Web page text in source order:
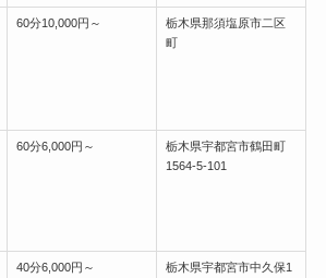
60分10,000円～
栃木県那須塩原市二区
町
60分6,000円～
栃木県宇都宮市鶴田町
1564-5-101
40分6,000円～ 栃木県宇都宮市中久保1